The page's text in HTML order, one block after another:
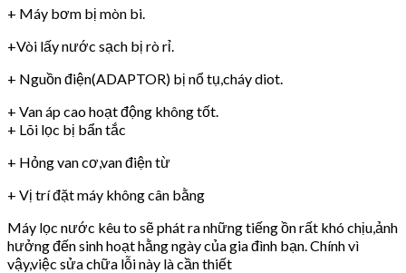
+ Máy bơm bị mòn bi.
+Vòi lấy nước sạch bị rò rỉ.
+ Nguồn điện(ADAPTOR) bị nổ tụ,cháy diot.
+ Van áp cao hoạt động không tốt.
+ Lõi lọc bị bẩn tắc
+ Hỏng van cơ,van điện từ
+ Vị trí đặt máy không cân bằng
Máy lọc nước kêu to sẽ phát ra những tiếng ồn rất khó chịu,ảnh
hưởng đến sinh hoạt hằng ngày của gia đình bạn. Chính vì
vậy,việc sửa chữa lỗi này là cần thiết